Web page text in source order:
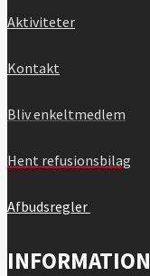
Aktiviteter
Kontakt
Bliv enkeltmedlem
Hent refusionsbilag
Afbudsregler
INFORMATION